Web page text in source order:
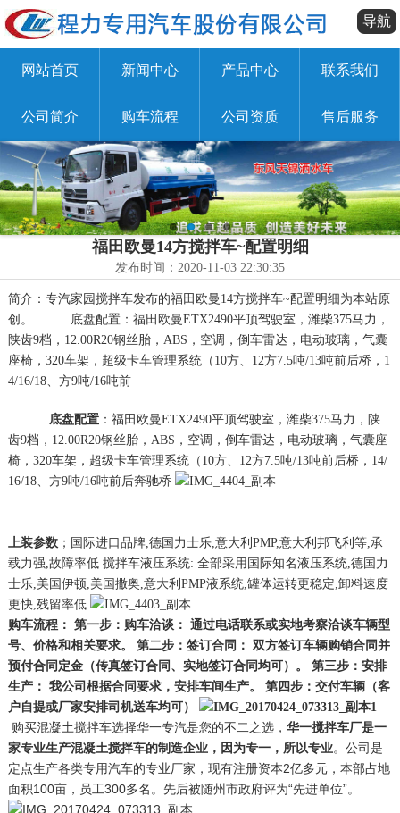
导航
网站首页 新闻中心 产品中心 联系我们
公司简介 购车流程 公司资质 售后服务
福田欧曼14方搅拌车~配置明细
发布时间：2020-11-03 22:30:35
简介：专汽家园搅拌车发布的福田欧曼14方搅拌车~配置明细为本站原
创。 底盘配置：福田欧曼ETX2490平顶驾驶室，潍柴375马力，
陕齿9档，12.00R20钢丝胎，ABS，空调，倒车雷达，电动玻璃，气囊
座椅，320车架，超级卡车管理系统（10方、12方7.5吨/13吨前后桥，1
4/16/18、方9吨/16吨前
底盘配置：福田欧曼ETX2490平顶驾驶室，潍柴375马力，陕
齿9档，12.00R20钢丝胎，ABS，空调，倒车雷达，电动玻璃，气囊座
椅，320车架，超级卡车管理系统（10方、12方7.5吨/13吨前后桥，14/
16/18、方9吨/16吨前后奔驰桥
上装参数；国际进口品牌,德国力士乐,意大利PMP,意大利邦飞利等,承
载力强,故障率低 搅拌车液压系统: 全部采用国际知名液压系统,德国力
士乐,美国伊顿,美国撒奥,意大利PMP液系统,罐体运转更稳定,卸料速度
更快,残留率低
购车流程： 第一步：购车洽谈： 通过电话联系或实地考察洽谈车辆型
号、价格和相关要求。
第二步：签订合同： 双方签订车辆购销合同并
预付合同定金（传真签订合同、实地签订合同均可）。
第三步：安排
生产： 我公司根据合同要求，安排车间生产。
第四步：交付车辆（客
户自提或厂家安排司机送车均可）
购买混凝土搅拌车选择华一专汽是您的不二之选， 华一搅拌车厂是一
家专业生产混凝土搅拌车的制造企业，因为专一，所以专业。公司是
定点生产各类专用汽车的专业厂家，现有注册资本2亿多元，本部占地
面积100亩，员工300多名。先后被随州市政府评为“先进单位”。